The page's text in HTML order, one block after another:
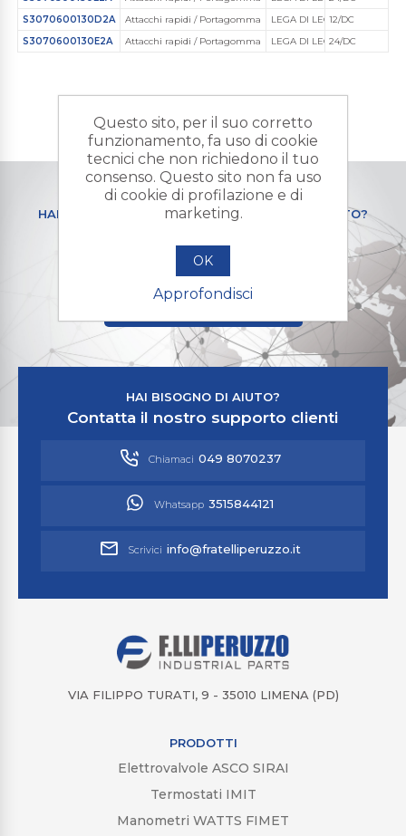
S3070600130D2A
Attacchi rapidi / Portagomma LEGA DI LEGA DI ALLUMINIO
12/DC
S3070600130E2A
Attacchi rapidi / Portagomma LEGA DI LEGA DI ALLUMINIO
24/DC
HAI BISOGNO DI UN PRODOTTO PERSONALIZZATO?
richiesta di preventivo
HAI BISOGNO DI AIUTO?
Contatta il nostro supporto clienti
Chiamaci 049 8070237
Whatsapp 3515844121
Scrivici info@fratelliperuzzo.it
VIA FILIPPO TURATI, 9 - 35010 LIMENA (PD)
PRODOTTI
Elettrovalvole ASCO SIRAI
Termostati IMIT
Manometri WATTS FIMET
Questo sito, per il suo corretto
funzionamento, fa uso di cookie
tecnici che non richiedono il tuo
consenso. Questo sito non fa uso
di cookie di profilazione e di
marketing.
OK
Approfondisci